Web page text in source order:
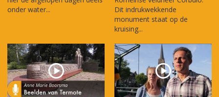
onder water...
Dit indrukwekkende
monument staat op de
kruising...